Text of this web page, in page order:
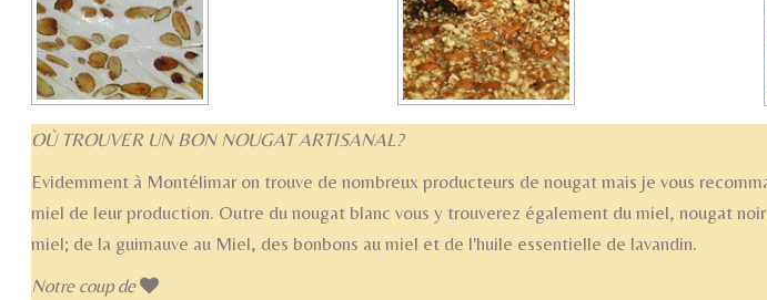
OÙ TROUVER UN BON NOUGAT ARTISANAL?
Evidemment à Montélimar on trouve de nombreux producteurs de nougat mais je vous
miel de leur production. Outre du nougat blanc vous y trouverez également du miel, nougat
miel; de la guimauve au Miel, des bonbons au miel et de l'huile essentielle de lavandin.
Notre coup de